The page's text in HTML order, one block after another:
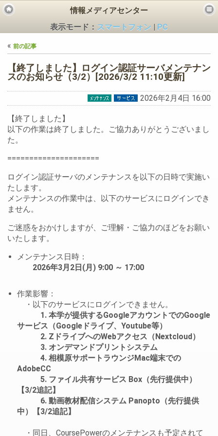
情報メディアセンター
表示モード： スマートフォン
PC
« 前の記事
【終了しました】ログイン認証サーバメンテナン
スのお知らせ（3/2）[2026/3/2 11:10更新]
2026年2月4日 16:00
【終了しました】
以下の作業は終了しました。ご協力ありがとうございまし
た。
=====================
ログイン認証サーバのメンテナンスを以下の日時で実施い
たします。
メンテナンスの作業中は、以下のサービスにログインでき
ません。
ご迷惑をおかけしますが、ご理解・ご協力のほどをお願い
いたします。
メンテナンス日時：
2026年3月2日(月) 9:00 ～ 17:00
作業影響：
・以下のサービスにログインできません。
1. 本学が提供するGoogleアカウントでのGoogle
サービス（Googleドライブ、Youtube等）
2. ZドライブへのWebアクセス（Nextcloud）
3. オンデマンドプリントシステム
4. 相模原サポートラウンジMac端末での
AdobeCC
5. ファイル共有サービス Box（先行提供中）
【3/2追記】
6. 動画教材配信システム Panopto（先行提供
中）【3/2追記】
・同日、CoursePowerのメンテナンスも予定されて